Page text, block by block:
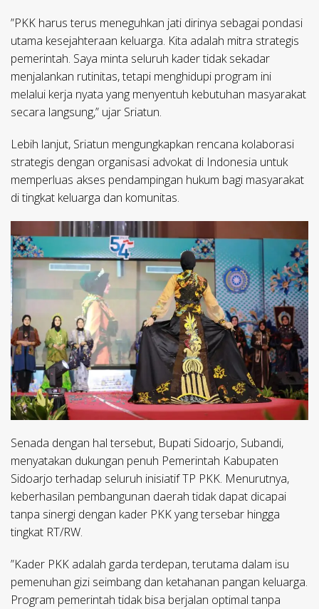
​”PKK harus terus meneguhkan jati dirinya sebagai pondasi
utama kesejahteraan keluarga. Kita adalah mitra strategis
pemerintah. Saya minta seluruh kader tidak sekadar
menjalankan rutinitas, tetapi menghidupi program ini
melalui kerja nyata yang menyentuh kebutuhan masyarakat
secara langsung,” ujar Sriatun.
​Lebih lanjut, Sriatun mengungkapkan rencana kolaborasi
strategis dengan organisasi advokat di Indonesia untuk
memperluas akses pendampingan hukum bagi masyarakat
di tingkat keluarga dan komunitas.
​Senada dengan hal tersebut, Bupati Sidoarjo, Subandi,
menyatakan dukungan penuh Pemerintah Kabupaten
Sidoarjo terhadap seluruh inisiatif TP PKK. Menurutnya,
keberhasilan pembangunan daerah tidak dapat dicapai
tanpa sinergi dengan kader PKK yang tersebar hingga
tingkat RT/RW.
​”Kader PKK adalah garda terdepan, terutama dalam isu
pemenuhan gizi seimbang dan ketahanan pangan keluarga.
Program pemerintah tidak bisa berjalan optimal tanpa